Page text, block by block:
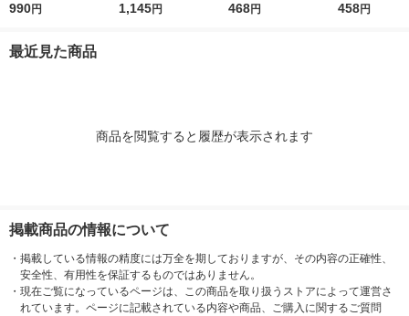
0g 1セット（1個×3）
990円
マイ 1個（直送品）
1,145円
10g 1個 キョーリン
468円
水槽用 エアー
458円
最近見た商品
商品を閲覧すると履歴が表示されます
掲載商品の情報について
・ 掲載している情報の精度には万全を期しておりますが、その内容の正確性、
安全性、有用性を保証するものではありません。
・ 現在ご覧になっているページは、この商品を取り扱うストアによって運営さ
れています。ページに記載されている内容や商品、ご購入に関するご質問